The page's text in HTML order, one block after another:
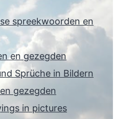
spreekwoorden en
en gezegden
Sprüche in Bildern
gezegden
in pictures